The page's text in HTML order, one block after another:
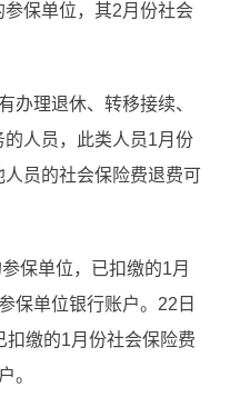
保单位，其2月份社会
办理退休、转移接续、
人员，此类人员1月份
员的社会保险费退费可
保单位，已扣缴的1月
保单位银行账户。22日
扣缴的1月份社会保险费
。